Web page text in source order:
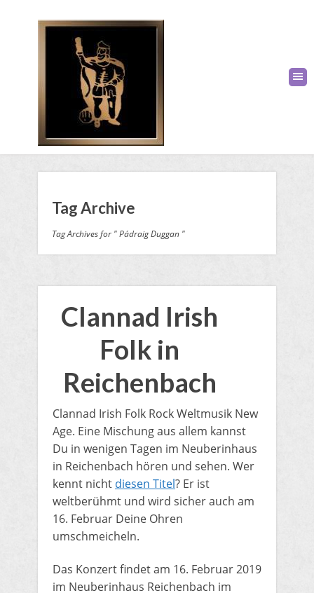
Tag Archive
Tag Archives for " Pádraig Duggan "
Clannad Irish
Folk in
Reichenbach
Clannad Irish Folk Rock Weltmusik New
Age. Eine Mischung aus allem kannst
Du in wenigen Tagen im Neuberinhaus
in Reichenbach hören und sehen. Wer
kennt nicht diesen Titel? Er ist
weltberühmt und wird sicher auch am
16. Februar Deine Ohren
umschmeicheln.
Das Konzert findet am 16. Februar 2019
im Neuberinhaus Reichenbach im